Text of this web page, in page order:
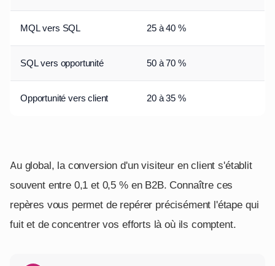
MQL vers SQL 25 à 40 %
SQL vers opportunité 50 à 70 %
Opportunité vers client 20 à 35 %
Au global, la conversion d'un visiteur en client s'établit
souvent entre 0,1 et 0,5 % en B2B. Connaître ces
repères vous permet de repérer précisément l'étape qui
fuit et de concentrer vos efforts là où ils comptent.